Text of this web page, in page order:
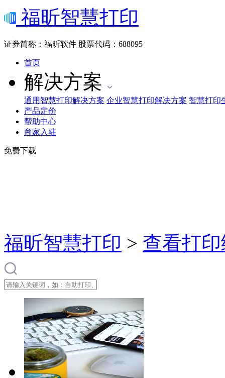
福昕智慧打印
证券简称：福昕软件 股票代码：688095
首页
解决方案
通用智慧打印解决方案 企业智慧打印解决方案 智慧打印
产品定价
帮助中心
商家入驻
免费下载
福昕智慧打印 > 查看打